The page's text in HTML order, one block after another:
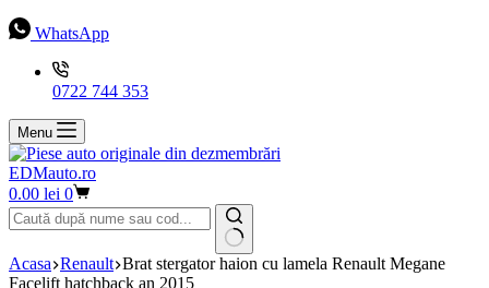
WhatsApp
0722 744 353
Menu
EDMauto.ro
Coș
de
cumpărături
0.00 lei 0
Niciun
rezultat
Acasa Renault Brat stergator haion cu lamela Renault Megane
Facelift hatchback an 2015